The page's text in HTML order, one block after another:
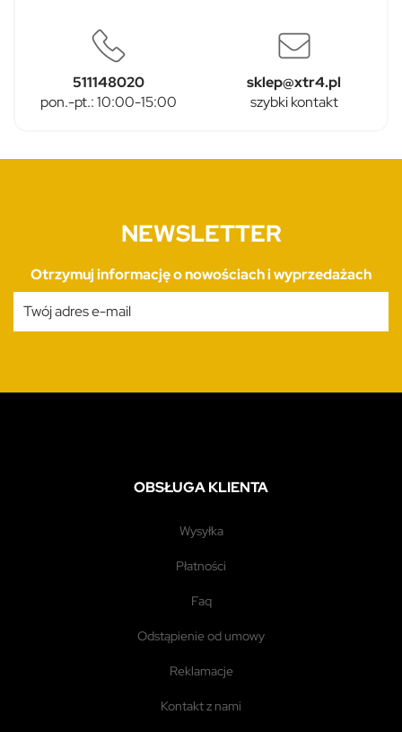
511148020
pon.-pt.: 10:00-15:00
sklep@xtr4.pl
szybki kontakt
NEWSLETTER
Otrzymuj informację o nowościach i wyprzedażach
OBSŁUGA KLIENTA
wysyłka
płatności
faq
odstąpienie od umowy
reklamacje
kontakt z nami